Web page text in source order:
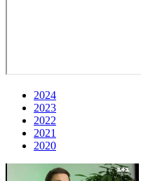
2024
2023
2022
2021
2020